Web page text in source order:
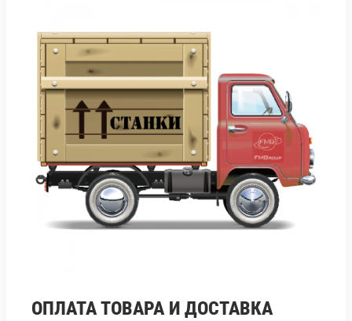
ОПЛАТА ТОВАРА И ДОСТАВКА